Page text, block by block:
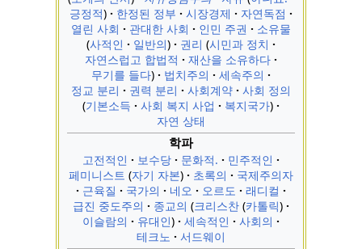
긍정적
한정된 정부 시장경제
자연독점
열린 사회
관대한 사회 인민 주권
소유물
사적인
일반의 권리 시민과 정치
자연스럽고 합법적
재산을 소유하다
무기를 들다
법치주의
세속주의
정교 분리
권력 분리 사회계약
사회 정의
기본소득
사회 복지 사업
복지국가
자연 상태
학파
고전적인 보수당 문화적.
민주적인
페미니스트 자기 자본 초록의
국제주의자
근육질
국가의 네오 오르도
래디컬
급진 중도주의
종교의 크리스찬 카톨릭
이슬람의
유대인 세속적인
사회의
테크노
서드웨이